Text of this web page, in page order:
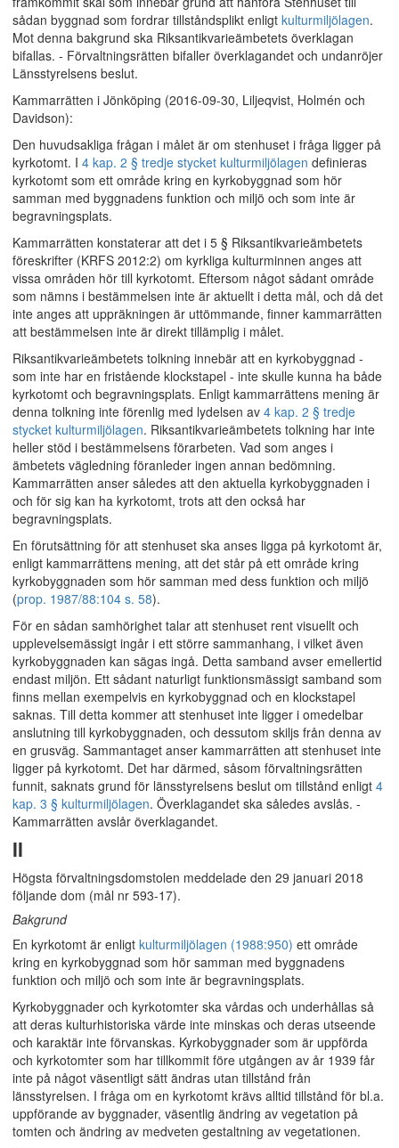
sådan byggnad som fordrar tillståndsplikt enligt kulturmiljölagen.
Mot denna bakgrund ska Riksantikvarieämbetets överklagan
bifallas. - Förvaltningsrätten bifaller överklagandet och undanröjer
Länsstyrelsens beslut.
Kammarrätten i Jönköping (2016-09-30, Liljeqvist, Holmén och
Davidson):
Den huvudsakliga frågan i målet är om stenhuset i fråga ligger på
kyrkotomt. I 4 kap. 2 § tredje stycket kulturmiljölagen definieras
kyrkotomt som ett område kring en kyrkobyggnad som hör
samman med byggnadens funktion och miljö och som inte är
begravningsplats.
Kammarrätten konstaterar att det i 5 § Riksantikvarieämbetets
föreskrifter (KRFS 2012:2) om kyrkliga kulturminnen anges att
vissa områden hör till kyrkotomt. Eftersom något sådant område
som nämns i bestämmelsen inte är aktuellt i detta mål, och då det
inte anges att uppräkningen är uttömmande, finner kammarrätten
att bestämmelsen inte är direkt tillämplig i målet.
Riksantikvarieämbetets tolkning innebär att en kyrkobyggnad -
som inte har en fristående klockstapel - inte skulle kunna ha både
kyrkotomt och begravningsplats. Enligt kammarrättens mening är
denna tolkning inte förenlig med lydelsen av 4 kap. 2 § tredje
stycket kulturmiljölagen. Riksantikvarieämbetets tolkning har inte
heller stöd i bestämmelsens förarbeten. Vad som anges i
ämbetets vägledning föranleder ingen annan bedömning.
Kammarrätten anser således att den aktuella kyrkobyggnaden i
och för sig kan ha kyrkotomt, trots att den också har
begravningsplats.
En förutsättning för att stenhuset ska anses ligga på kyrkotomt är,
enligt kammarrättens mening, att det står på ett område kring
kyrkobyggnaden som hör samman med dess funktion och miljö
(prop. 1987/88:104 s. 58).
För en sådan samhörighet talar att stenhuset rent visuellt och
upplevelsemässigt ingår i ett större sammanhang, i vilket även
kyrkobyggnaden kan sägas ingå. Detta samband avser emellertid
endast miljön. Ett sådant naturligt funktionsmässigt samband som
finns mellan exempelvis en kyrkobyggnad och en klockstapel
saknas. Till detta kommer att stenhuset inte ligger i omedelbar
anslutning till kyrkobyggnaden, och dessutom skiljs från denna av
en grusväg. Sammantaget anser kammarrätten att stenhuset inte
ligger på kyrkotomt. Det har därmed, såsom förvaltningsrätten
funnit, saknats grund för länsstyrelsens beslut om tillstånd enligt 4
kap. 3 § kulturmiljölagen. Överklagandet ska således avslås. -
Kammarrätten avslår överklagandet.
II
Högsta förvaltningsdomstolen meddelade den 29 januari 2018
följande dom (mål nr 593-17).
Bakgrund
En kyrkotomt är enligt kulturmiljölagen (1988:950) ett område
kring en kyrkobyggnad som hör samman med byggnadens
funktion och miljö och som inte är begravningsplats.
Kyrkobyggnader och kyrkotomter ska vårdas och underhållas så
att deras kulturhistoriska värde inte minskas och deras utseende
och karaktär inte förvanskas. Kyrkobyggnader som är uppförda
och kyrkotomter som har tillkommit före utgången av år 1939 får
inte på något väsentligt sätt ändras utan tillstånd från
länsstyrelsen. I fråga om en kyrkotomt krävs alltid tillstånd för bl.a.
uppförande av byggnader, väsentlig ändring av vegetation på
tomten och ändring av medveten gestaltning av vegetationen.